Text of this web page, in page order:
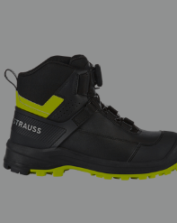
notre <b>page d'aperçu